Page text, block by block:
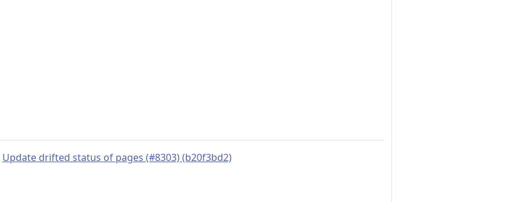
Update drifted status of pages (#8303) (b20f3bd2)